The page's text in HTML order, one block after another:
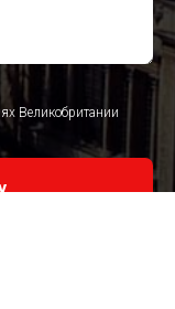
Великобритании